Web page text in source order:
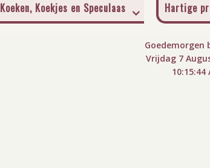
Koeken, Koekjes en Speculaas Hartige
Goedemorgen
Vrijdag 7
10:15:45